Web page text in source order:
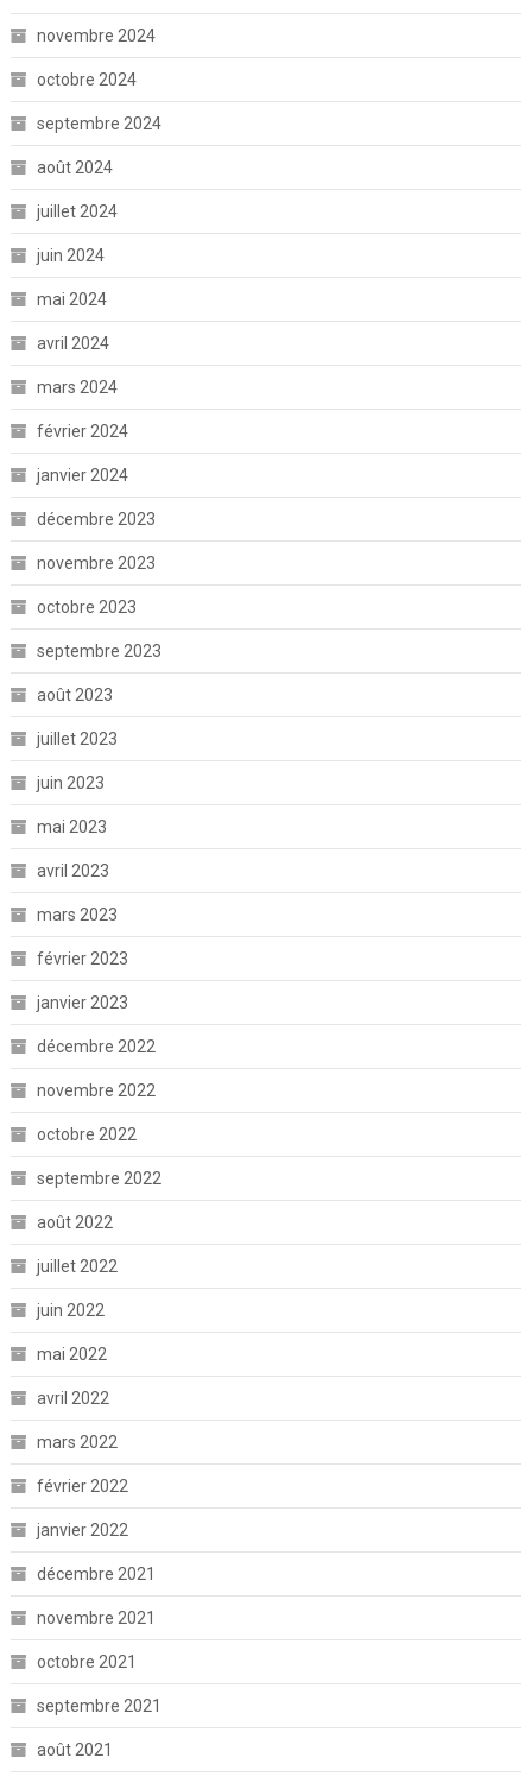
novembre 2024
octobre 2024
septembre 2024
août 2024
juillet 2024
juin 2024
mai 2024
avril 2024
mars 2024
février 2024
janvier 2024
décembre 2023
novembre 2023
octobre 2023
septembre 2023
août 2023
juillet 2023
juin 2023
mai 2023
avril 2023
mars 2023
février 2023
janvier 2023
décembre 2022
novembre 2022
octobre 2022
septembre 2022
août 2022
juillet 2022
juin 2022
mai 2022
avril 2022
mars 2022
février 2022
janvier 2022
décembre 2021
novembre 2021
octobre 2021
septembre 2021
août 2021